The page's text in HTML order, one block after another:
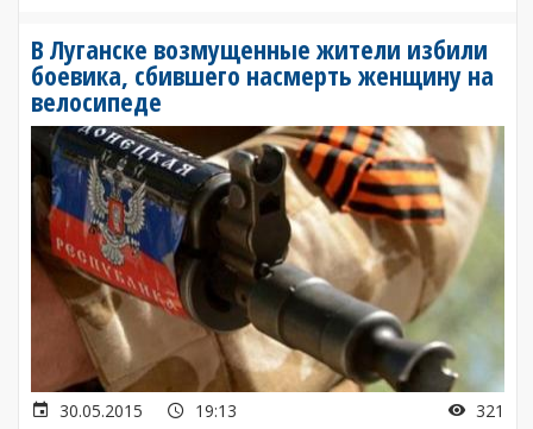
В Луганске возмущенные жители избили
боевика, сбившего насмерть женщину на
велосипеде
30.05.2015 19:13 321